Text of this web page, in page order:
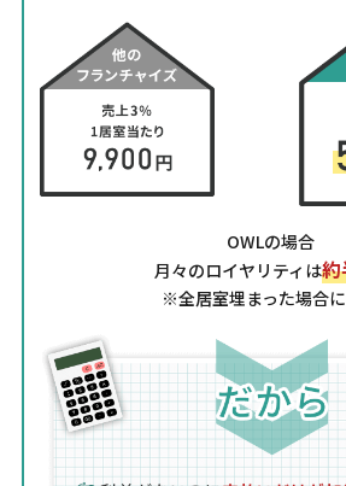
OWLの場合
月々のロイヤリティは
※全居室埋まった場合